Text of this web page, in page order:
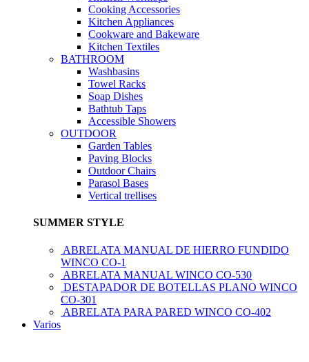
Cooking Accessories
Kitchen Appliances
Cookware and Bakeware
Kitchen Textiles
BATHROOM
Washbasins
Towel Racks
Soap Dishes
Bathtub Taps
Accessible Showers
OUTDOOR
Garden Tables
Paving Blocks
Outdoor Chairs
Parasol Bases
Vertical trellises
SUMMER STYLE
ABRELATA MANUAL DE HIERRO FUNDIDO
WINCO CO-1
ABRELATA MANUAL WINCO CO-530
DESTAPADOR DE BOTELLAS PLANO WINCO
CO-301
ABRELATA PARA PARED WINCO CO-402
Varios